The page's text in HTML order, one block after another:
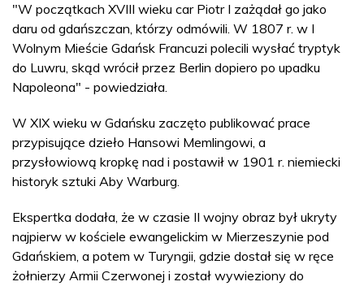
"W początkach XVIII wieku car Piotr I zażądał go jako
daru od gdańszczan, którzy odmówili. W 1807 r. w I
Wolnym Mieście Gdańsk Francuzi polecili wysłać tryptyk
do Luwru, skąd wrócił przez Berlin dopiero po upadku
Napoleona" - powiedziała.
W XIX wieku w Gdańsku zaczęto publikować prace
przypisujące dzieło Hansowi Memlingowi, a
przysłowiową kropkę nad i postawił w 1901 r. niemiecki
historyk sztuki Aby Warburg.
Ekspertka dodała, że w czasie II wojny obraz był ukryty
najpierw w kościele ewangelickim w Mierzeszynie pod
Gdańskiem, a potem w Turyngii, gdzie dostał się w ręce
żołnierzy Armii Czerwonej i został wywieziony do